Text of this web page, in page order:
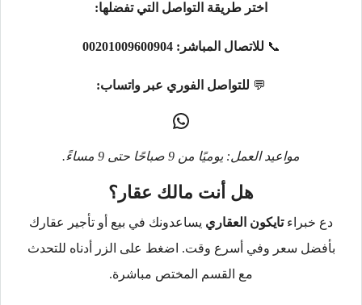
اختر طريقة التواصل التي تفضلها:
📞 للاتصال المباشر: 00201009600904
💬 للتواصل الفوري عبر واتساب:
مواعيد العمل: يوميًا من 9 صباحًا حتى 9 مساءً.
هل أنت مالك عقار؟
دع خبراءتايكون العقاري يساعدونك في بيع أو تأجير عقارك
بأفضل سعر وفي أسرع وقت. اضغط على الزر أدناه للتحدث
مع القسم المختص مباشرة.